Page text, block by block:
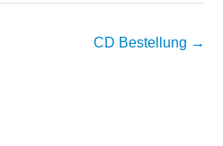
CD Bestellung →